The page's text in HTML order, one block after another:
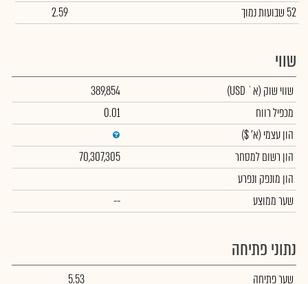
52 שבועות נמוך
2.59
שווי
שווי שוק (א` USD)
389,854
מכפיל רווח
0.01
הון עצמי (א' $)
הון רשום למסחר
70,307,305
הון מונפק ונפרע
שער ממוצע
--
נתוני פתיחה
שער פתיחה 5.53